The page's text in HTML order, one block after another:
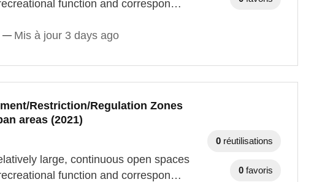
function and correspon…
Mis à jour 3 days ago
Restriction/Regulation Zones
areas (2021)
large, continuous open spaces
function and correspon…
0 réutilisations
0 favoris